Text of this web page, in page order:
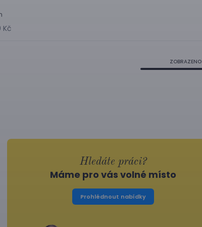
Kč
ZOBRAZENO
Hledáte práci?
Máme pro vás volné místo
Prohlédnout nabídky